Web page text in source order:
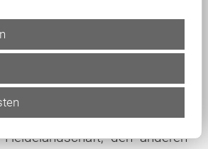
sich ein Dorfanger befindet.
und Wanderwege durch das
Schradens
mit dem nur wenige
gelegenen Naturpark
Heidelandschaft, den anderen